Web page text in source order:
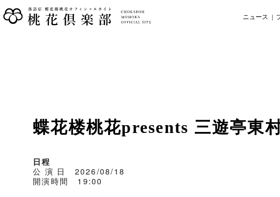
ニュース
蝶花楼桃花presents 三遊亭東
日程
公 演 日 2026/08/18
開演時間 19:00